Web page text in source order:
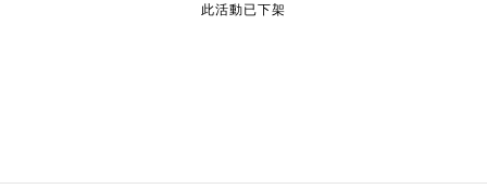
此活動已下架